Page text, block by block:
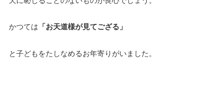
かつては 「お天道様が見てござる」
と子どもをたしなめるお年寄りがいました。